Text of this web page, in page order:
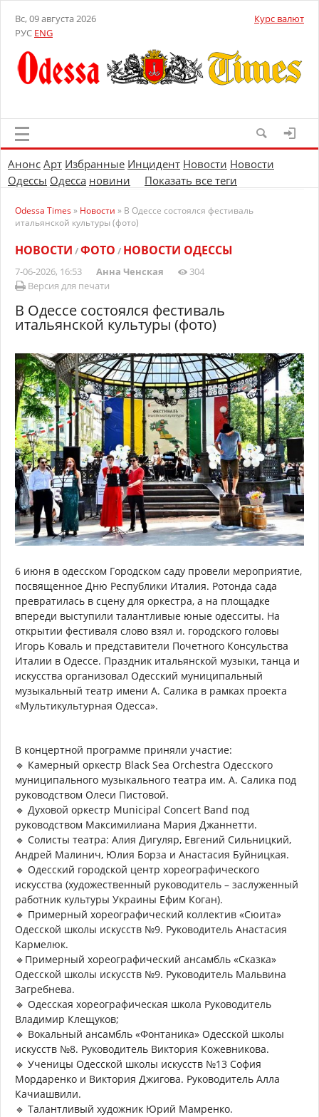
Вс, 09 августа 2026
РУС ENG
Курс валют
Анонс Арт Избранные Инцидент Новости Новости
Одессы Одесса новини Показать все теги
Odessa Times» Новости » В Одессе состоялся фестиваль
итальянской культуры (фото)
НОВОСТИ /ФОТО / НОВОСТИ ОДЕССЫ
7-06-2026, 16:53 Анна Ченская
304
Версия для печати
В Одессе состоялся фестиваль
итальянской культуры (фото)
6 июня в одесском Городском саду провели мероприятие,
посвященное Дню Республики Италия. Ротонда сада
превратилась в сцену для оркестра, а на площадке
впереди выступили талантливые юные одесситы. На
открытии фестиваля слово взял и. городского головы
Игорь Коваль и представители Почетного Консульства
Италии в Одессе. Праздник итальянской музыки, танца и
искусства организовал Одесский муниципальный
музыкальный театр имени А. Салика в рамках проекта
«Мультикультурная Одесса».
В концертной программе приняли участие:
🔹 Камерный оркестр Black Sea Orchestra Одесского
муниципального музыкального театра им. А. Салика под
руководством Олеси Пистовой.
🔹 Духовой оркестр Municipal Concert Band под
руководством Максимилиана Мария Джаннетти.
🔹 Солисты театра: Алия Дигуляр, Евгений Сильницкий,
Андрей Малинич, Юлия Борза и Анастасия Буйницкая.
🔹 Одесский городской центр хореографического
искусства (художественный руководитель – заслуженный
работник культуры Украины Ефим Коган).
🔹 Примерный хореографический коллектив «Сюита»
Одесской школы искусств №9. Руководитель Анастасия
Кармелюк.
🔹Примерный хореографический ансамбль «Сказка»
Одесской школы искусств №9. Руководитель Мальвина
Загребнева.
🔹 Одесская хореографическая школа Руководитель
Владимир Клещуков;
🔹 Вокальный ансамбль «Фонтаника» Одесской школы
искусств №8. Руководитель Виктория Кожевникова.
🔹 Ученицы Одесской школы искусств №13 София
Мордаренко и Виктория Джигова. Руководитель Алла
Качиашвили.
🔹 Талантливый художник Юрий Мамренко.